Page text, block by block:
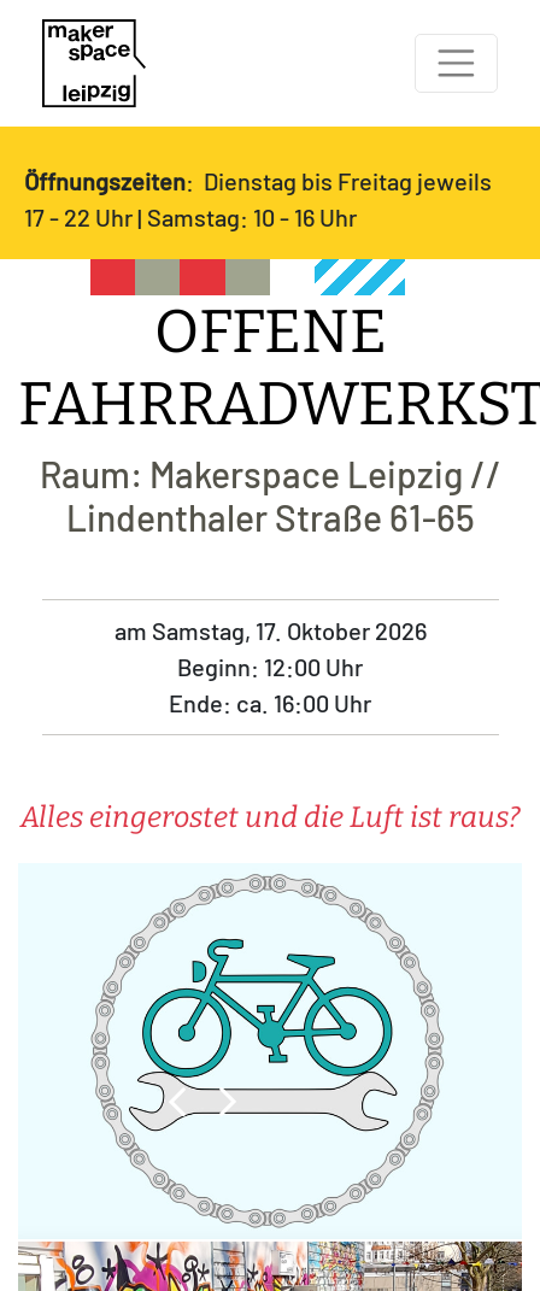
Öffnungszeiten: Dienstag bis Freitag jeweils
17 - 22 Uhr | Samstag: 10 - 16 Uhr
OFFENE
Raum: Makerspace Leipzig //
Lindenthaler Straße 61-65
am Samstag, 17. Oktober 2026
Beginn: 12:00 Uhr
Ende: ca. 16:00 Uhr
Alles eingerostet und die Luft ist raus?